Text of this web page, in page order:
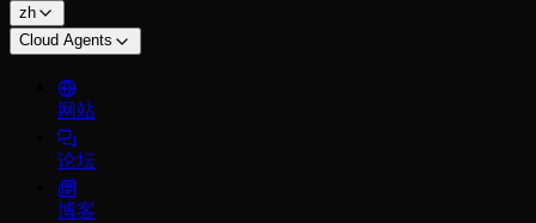
zh
Cloud Agents
网站
论坛
博客